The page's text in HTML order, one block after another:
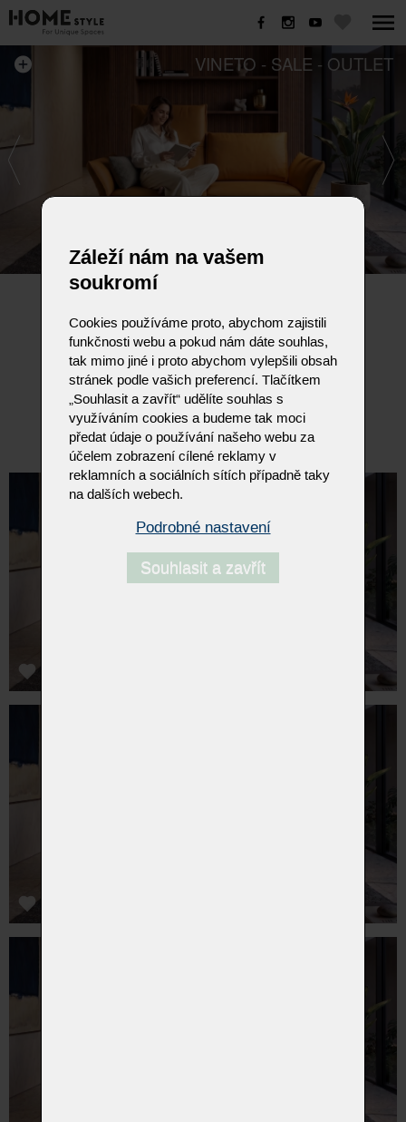
VINETO - SALE - OUTLET
Sedací souprava VINETO
Rozměr 176 x 97 x 83/110cm
Kůže A India SUN, podnoží černý lak mat
Polohovací záda a područky
Původní cena 114.750Kč .... nyní 69.999Kč
Záleží nám na vašem
soukromí
Cookies používáme proto, abychom zajistili
funkčnosti webu a pokud nám dáte souhlas,
tak mimo jiné i proto abychom vylepšili obsah
stránek podle vašich preferencí. Tlačítkem
„Souhlasit a zavřít“ udělíte souhlas s
využíváním cookies a budeme tak moci
předat údaje o používání našeho webu za
účelem zobrazení cílené reklamy v
reklamních a sociálních sítích případně taky
na dalších webech.
Podrobné nastavení
Souhlasit a zavřít